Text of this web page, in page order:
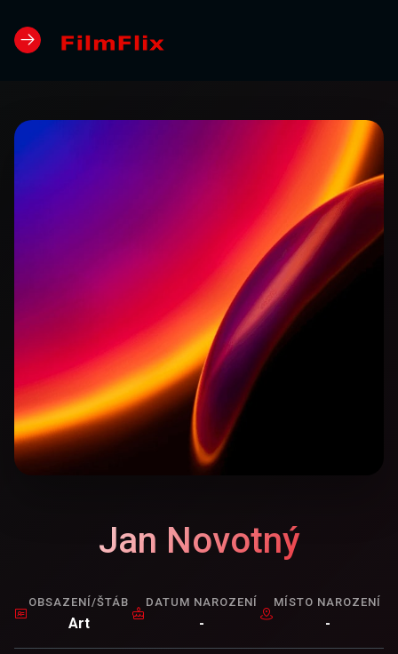
Jan Novotný
OBSAZENÍ/ŠTÁB
Art
DATUM NAROZENÍ
-
MÍSTO NAROZENÍ
-